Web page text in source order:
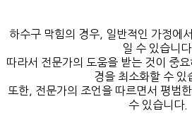
하수구 막힘의 경우, 일반적인 가정에
일 수 있습니다.
따라서 전문가의 도움을 받는 것이 중
경을 최소화할 수 있
또한, 전문가의 조언을 따르면서 평범
수 있습니다.